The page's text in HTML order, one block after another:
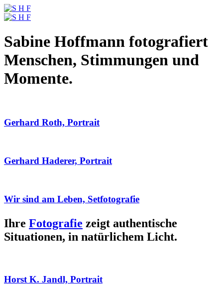
Sabine Hoffmann fotografiert
Menschen, Stimmungen und
Momente.
Gerhard Roth, Portrait
Gerhard Haderer, Portrait
Wir sind am Leben, Setfotografie
Ihre Fotografie zeigt authentische
Situationen, in natürlichem Licht.
Horst K. Jandl, Portrait